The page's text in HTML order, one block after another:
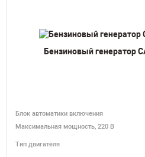
Бензиновый генератор
Блок автоматики включения
Максимальная мощность, 220 В
Тип двигателя